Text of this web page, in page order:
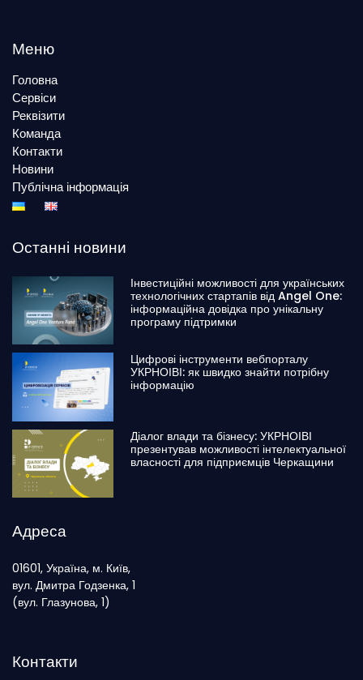
Меню
Головна
Сервіси
Реквізити
Команда
Контакти
Новини
Публічна інформація
Останні новини
Інвестиційні можливості для українських
технологічних стартапів від Angel One:
інформаційна довідка про унікальну
програму підтримки
Цифрові інструменти вебпорталу
УКРНОІВІ: як швидко знайти потрібну
інформацію
Діалог влади та бізнесу: УКРНОІВІ
презентував можливості інтелектуальної
власності для підприємців Черкащини
Адреса
01601, Україна, м. Київ,
вул. Дмитра Годзенка, 1
(вул. Глазунова, 1)
Контакти